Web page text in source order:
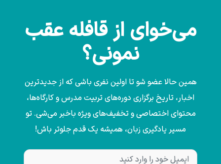
می‌خوای از قافله عقب
نمونی؟
همین حالا عضو شو تا اولین نفری باشی که از جدیدترین
اخبار، تاریخ برگزاری دوره‌های تربیت مدرس و کارگاه‌ها،
محتوای اختصاصی و تخفیف‌های ویژه باخبر می‌شی. تو
مسیر یادگیری زبان، همیشه یک قدم جلوتر باش!